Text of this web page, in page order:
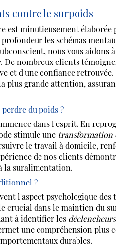
contre le surpoids
est minutieusement
les schémas
nous vous aidons
. De nombreux clients
et d'une confiance
plus grande attention,
du poids ?
dans l'esprit. En
stimule une transformation
le travail à domicile,
de nos clients
la suralimentation.
?
l'aspect psychologique
dans le maintien du
à identifier les
une compréhension plus
durables.